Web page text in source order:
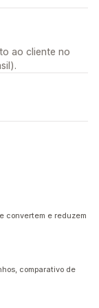
ao cliente no
convertem e reduzem
comparativo de